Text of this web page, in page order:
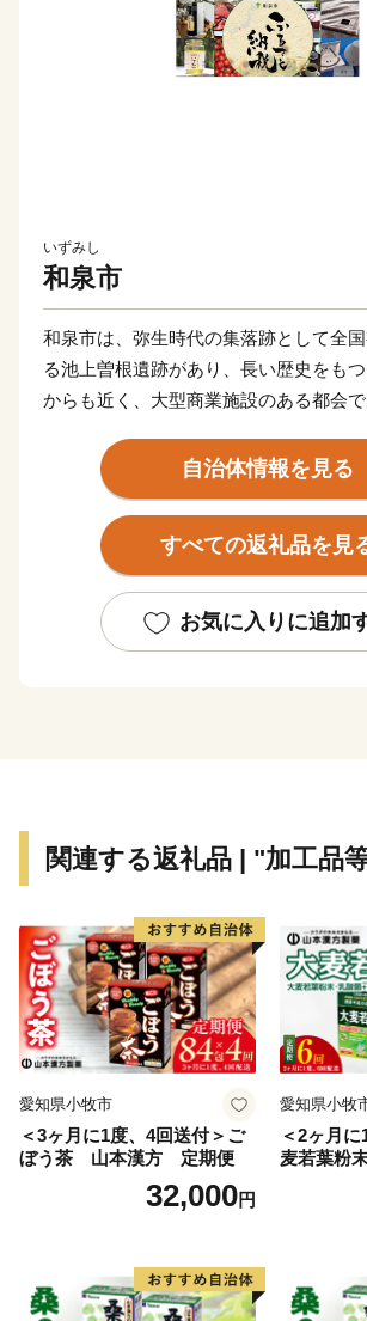
いずみし
和泉市
和泉市は、弥生時代の集落跡として全
る池上曽根遺跡があり、長い歴史をも
からも近く、大型商業施設のある都会
ニックも気軽に楽しめるトカイナカな
自治体情報を見る
すべての返礼品を見
お気に入りに追加
関連する返礼品 | "加工品
愛知県小牧市
＜3ヶ月に1度、4回送付＞ご
ぼう茶 山本漢方 定期便
32,000円
愛知県小牧
＜2ヶ月
麦若葉粉
+大麦若